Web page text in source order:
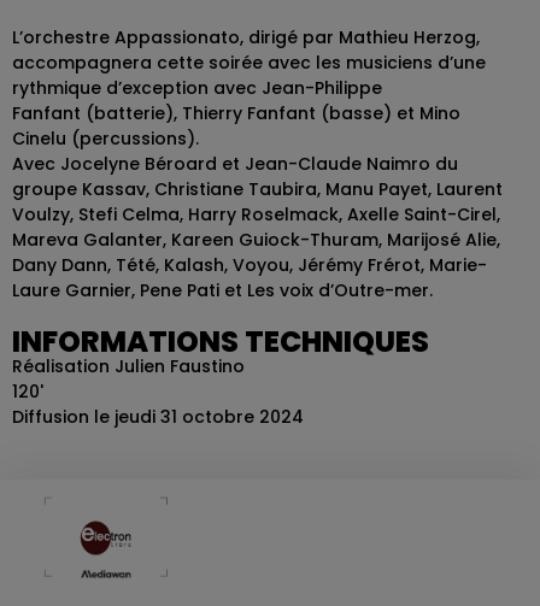
L’orchestre Appassionato, dirigé par Mathieu Herzog,
accompagnera cette soirée avec les musiciens d’une
rythmique d’exception avec Jean-Philippe
Fanfant (batterie), Thierry Fanfant (basse) et Mino
Cinelu (percussions).
Avec Jocelyne Béroard et Jean-Claude Naimro du
groupe Kassav, Christiane Taubira, Manu Payet, Laurent
Voulzy, Stefi Celma, Harry Roselmack, Axelle Saint-Cirel,
Mareva Galanter, Kareen Guiock-Thuram, Marijosé Alie,
Dany Dann, Tété, Kalash, Voyou, Jérémy Frérot, Marie-
Laure Garnier, Pene Pati et Les voix d’Outre-mer.
INFORMATIONS TECHNIQUES
Réalisation Julien Faustino
120'
Diffusion le jeudi 31 octobre 2024